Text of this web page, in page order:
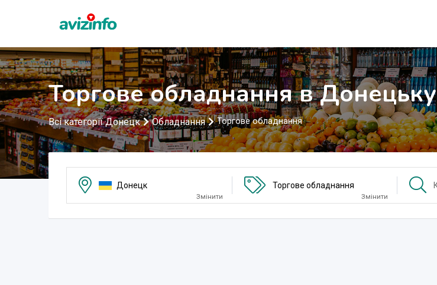
Торгове обладнання в Донецьку
Всі категорії Донецк Обладнання Торгове обладнання
Донецк
Змінити
Торгове обладнання
Змінити